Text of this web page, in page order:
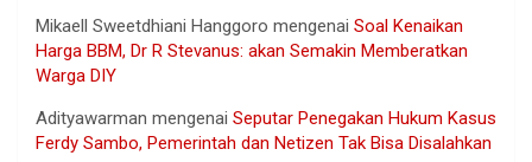
Mikaell Sweetdhiani Hanggoro mengenai Soal Kenaikan
Harga BBM, Dr R Stevanus: akan Semakin Memberatkan
Warga DIY
Adityawarman mengenai Seputar Penegakan Hukum Kasus
Ferdy Sambo, Pemerintah dan Netizen Tak Bisa Disalahkan